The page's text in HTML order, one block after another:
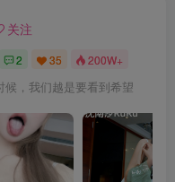
关注
2 35 200W+
候，我们越是要看到希望